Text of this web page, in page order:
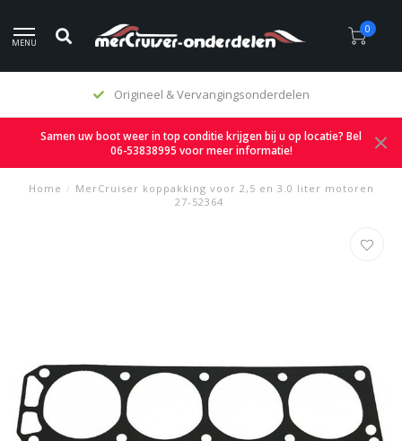
MENU
0
Origineel & Vervangingsonderdelen
Samen uw boot weer in top conditie krijgen bij u op locatie? Bel
06-53838995 voor meer informatie!
Home / MerCruiser koppakking voor 2,5 en 3.0 liter motoren
27-52364